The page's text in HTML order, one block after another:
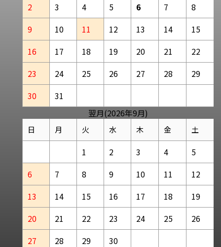
2
3 4 5 6 7
8
9
10 11 12 13 14
15
16
17 18 19 20 21
22
23
24 25 26 27 28
29
30
31
翌月(2026年9月)
日 月 火 水 木 金 土
1 2 3 4
5
6
7 8 9 10 11
12
13
14 15 16 17 18
19
20
21 22 23 24 25
26
27
28 29 30